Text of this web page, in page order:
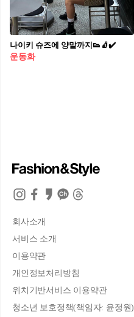
나이키 슈즈에 양말까지👟🧦✔️
운동화
회사소개
서비스 소개
이용약관
개인정보처리방침
위치기반서비스 이용약관
청소년 보호정책(책임자: 윤정원)